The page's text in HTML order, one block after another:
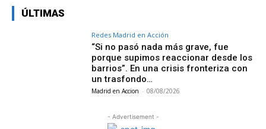
ÚLTIMAS
Redes Madrid en Acción
“Si no pasó nada más grave, fue
porque supimos reaccionar desde los
barrios”. En una crisis fronteriza con
un trasfondo…
Madrid en Accion - 08/08/2026
- Advertisement -